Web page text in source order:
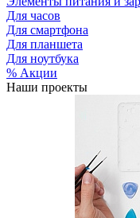
Для часов
Для смартфона
Для планшета
Для ноутбука
% Акции
Наши проекты